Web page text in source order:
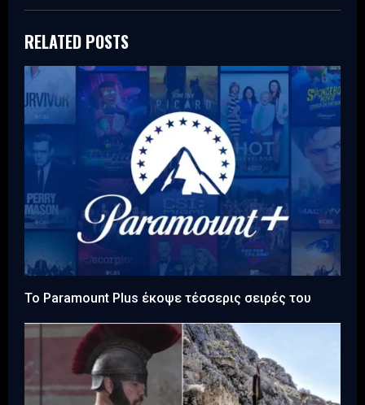
RELATED POSTS
Το Paramount Plus έκοψε τέσσερις σειρές του